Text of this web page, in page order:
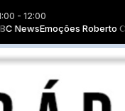
- 12:00
Emoções Roberto
- Parte 4